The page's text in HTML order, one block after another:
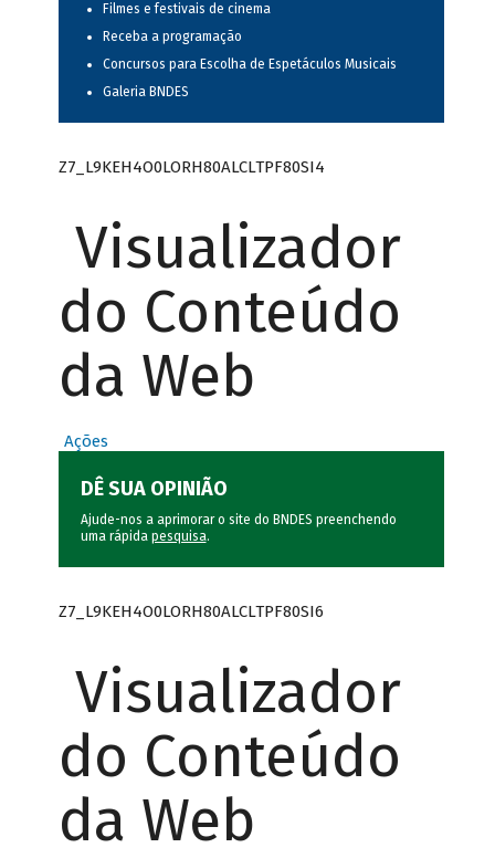
Filmes e festivais de cinema
Receba a programação
Concursos para Escolha de Espetáculos Musicais
Galeria BNDES
Z7_L9KEH4O0LORH80ALCLTPF80SI4
Visualizador
do Conteúdo
da Web
Ações
DÊ SUA OPINIÃO
Ajude-nos a aprimorar o site do BNDES preenchendo
uma rápida pesquisa.
Z7_L9KEH4O0LORH80ALCLTPF80SI6
Visualizador
do Conteúdo
da Web